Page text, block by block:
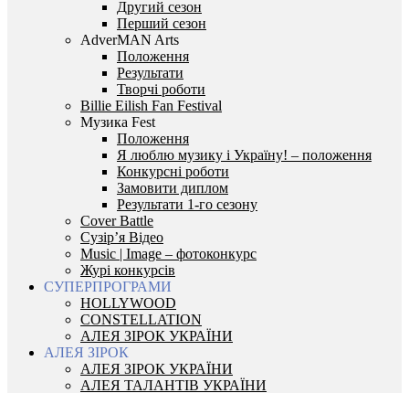
Другий сезон
Перший сезон
AdverMAN Arts
Положення
Результати
Творчі роботи
Billie Eilish Fan Festival
Музика Fest
Положення
Я люблю музику і Україну! – положення
Конкурсні роботи
Замовити диплом
Результати 1-го сезону
Cover Battle
Сузір’я Відео
Music | Image – фотоконкурс
Журі конкурсів
СУПЕРПРОГРАМИ
HOLLYWOOD
CONSTELLATION
АЛЕЯ ЗІРОК УКРАЇНИ
АЛЕЯ ЗІРОК
АЛЕЯ ЗІРОК УКРАЇНИ
АЛЕЯ ТАЛАНТІВ УКРАЇНИ